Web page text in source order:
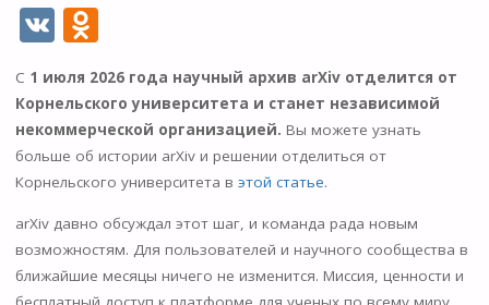
V O
d
n
o
kl
as
s
ni
С 1 июля 2026 года научный архив arXiv отделится от
Корнельского университета и станет независимой
некоммерческой организацией. Вы можете узнать
больше об истории arXiv и решении отделиться от
Корнельского университета в этой статье.
arXiv давно обсуждал этот шаг, и команда рада новым
возможностям. Для пользователей и научного сообщества в
ближайшие месяцы ничего не изменится. Миссия, ценности и